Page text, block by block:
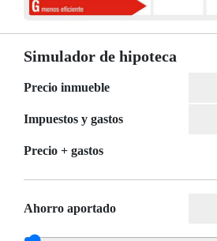
Simulador de hipoteca
Precio inmueble
Impuestos y gastos
Precio + gastos
Ahorro aportado